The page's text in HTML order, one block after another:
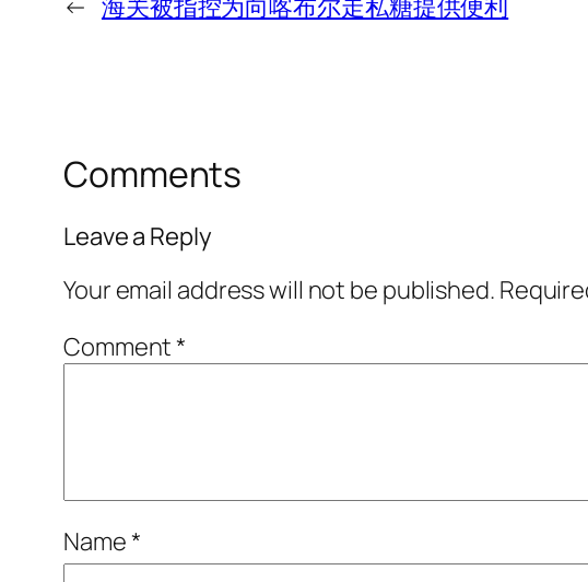
← 海关被指控为向喀布尔走私糖提供便利
Comments
Leave a Reply
Your email address will not be published.
Comment*
Name*